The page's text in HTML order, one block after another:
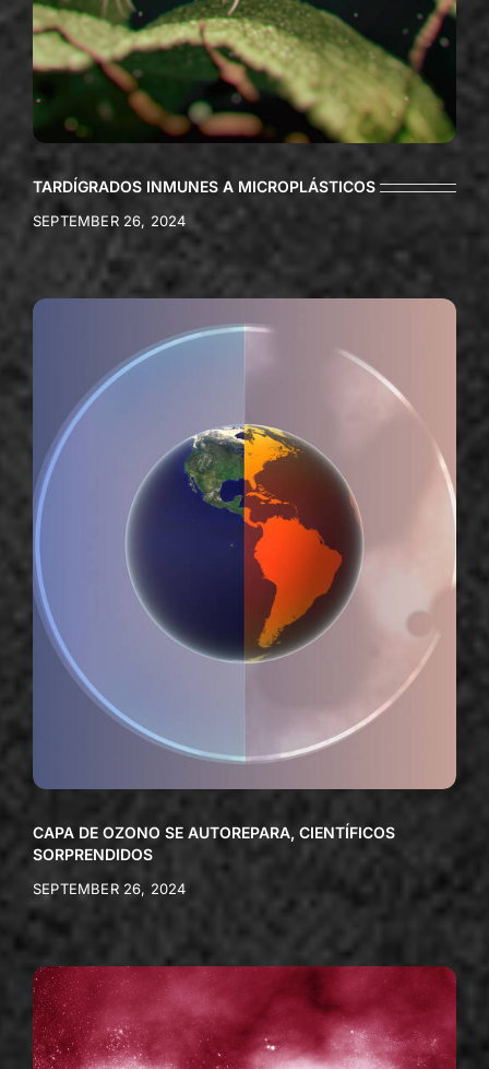
TARDÍGRADOS INMUNES A MICROPLÁSTICOS
SEPTEMBER 26, 2024
CAPA DE OZONO SE AUTOREPARA, CIENTÍFICOS
SORPRENDIDOS
SEPTEMBER 26, 2024